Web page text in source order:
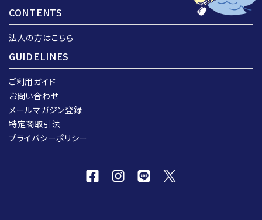
CONTENTS
法人の方はこちら
GUIDELINES
ご利用ガイド
お問い合わせ
メールマガジン登録
特定商取引法
プライバシーポリシー